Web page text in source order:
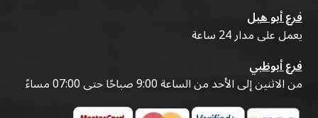
فرع أبو هيل
يعمل على مدار 24 ساعة
فرع أبوظبي
من الاثنين إلى الأحد من الساعة 9:00 صباحًا حتى 07:00 مساءً